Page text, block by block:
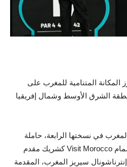
المكانة المتنامية للمغرب على
الشرق الأوسط وشمال إفريقيا
في نسختها الرابعة، حاملة
معها زخماً جديداً من خلال انضمام Visit Morocco كشريك مقدم
إنترناشونال سيريز المغرب، المقدمة